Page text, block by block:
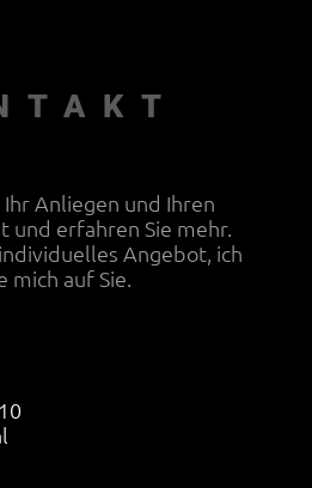
Anliegen und Ihren
und erfahren Sie mehr.
Angebot, ich
mich auf Sie.